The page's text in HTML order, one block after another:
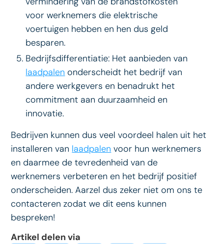
voor werknemers die elektrische
voertuigen hebben en hen dus geld
besparen.
Bedrijfsdifferentiatie: Het aanbieden van
laadpalen onderscheidt het bedrijf van
andere werkgevers en benadrukt het
commitment aan duurzaamheid en
innovatie.
Bedrijven kunnen dus veel voordeel halen uit het
installeren van laadpalen voor hun werknemers
en daarmee de tevredenheid van de
werknemers verbeteren en het bedrijf positief
onderscheiden. Aarzel dus zeker niet om ons te
contacteren zodat we dit eens kunnen
bespreken!
Artikel delen via